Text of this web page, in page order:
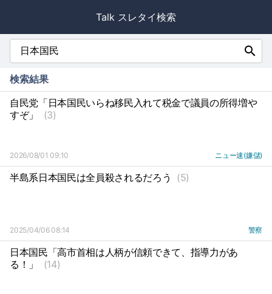
Talk スレタイ検索
search
検索結果
自民党「日本国民いらね移民入れて税金で議員の所得増や
すぞ」
(3)
2026/08/01 09:10 ニュー速(嫌儲)
半島系日本国民は全員殺されるだろう (5)
2025/04/06 08:14 警察
日本国民「高市首相は人柄が信頼できて、指導力があ
る！」
(14)